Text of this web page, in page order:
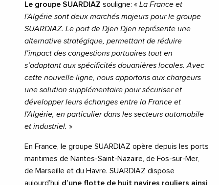
Le groupe SUARDIAZ souligne: « La France et
l’Algérie sont deux marchés majeurs pour le groupe
SUARDIAZ. Le port de Djen Djen représente une
alternative stratégique, permettant de réduire
l’impact des congestions portuaires tout en
s’adaptant aux spécificités douanières locales. Avec
cette nouvelle ligne, nous apportons aux chargeurs
une solution supplémentaire pour sécuriser et
développer leurs échanges entre la France et
l’Algérie, en particulier dans les secteurs automobile
et industriel. »
En France, le groupe SUARDIAZ opère depuis les ports
maritimes de Nantes-Saint-Nazaire, de Fos-sur-Mer,
de Marseille et du Havre. SUARDIAZ dispose
aujourd’hui d’une flotte de huit navires rouliers ainsi